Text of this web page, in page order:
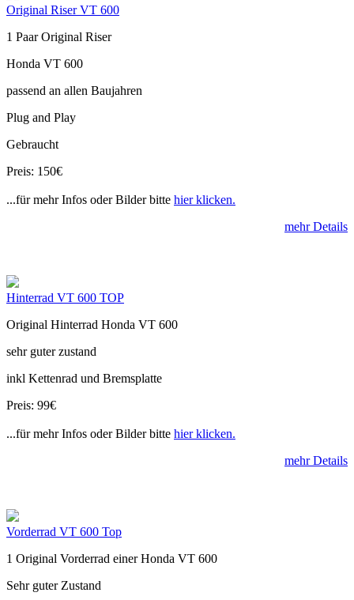
Original Riser VT 600
1 Paar Original Riser
Honda VT 600
passend an allen Baujahren
Plug and Play
Gebraucht
Preis: 150€
...für mehr Infos oder Bilder bitte hier klicken.
mehr Details
Hinterrad VT 600 TOP
Original Hinterrad Honda VT 600
sehr guter zustand
inkl Kettenrad und Bremsplatte
Preis: 99€
...für mehr Infos oder Bilder bitte hier klicken.
mehr Details
Vorderrad VT 600 Top
1 Original Vorderrad einer Honda VT 600
Sehr guter Zustand